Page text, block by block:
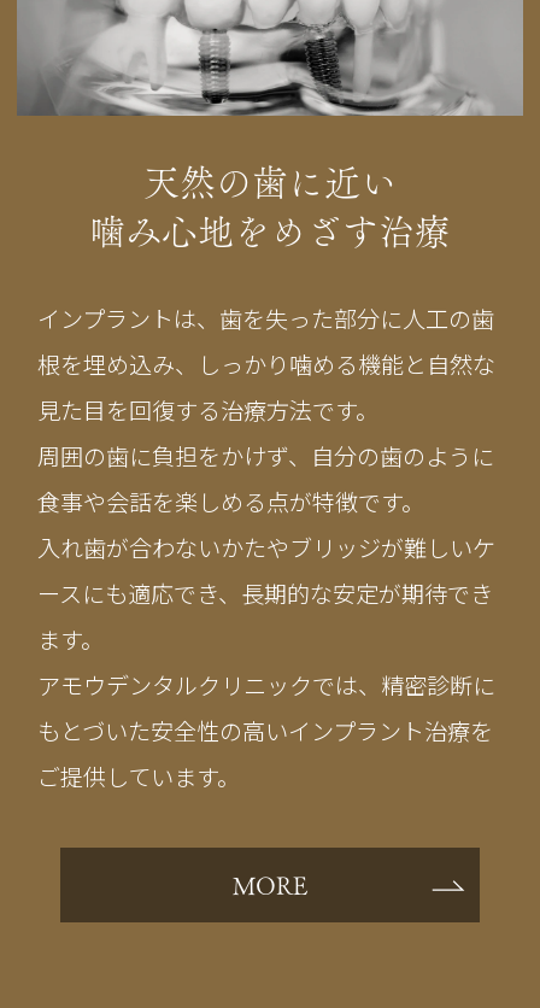
天然の歯に近い
噛み心地をめざす治療
インプラントは、歯を失った部分に人工の歯
根を埋め込み、しっかり噛める機能と自然な
見た目を回復する治療方法です。
周囲の歯に負担をかけず、自分の歯のように
食事や会話を楽しめる点が特徴です。
入れ歯が合わないかたやブリッジが難しいケ
ースにも適応でき、長期的な安定が期待でき
ます。
アモウデンタルクリニックでは、精密診断に
もとづいた安全性の高いインプラント治療を
ご提供しています。
MORE